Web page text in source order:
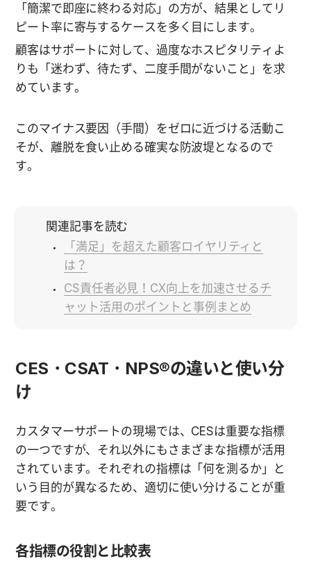
「簡潔で即座に終わる対応」の方が、結果としてリ
ピート率に寄与するケースを多く目にします。
顧客はサポートに対して、過度なホスピタリティよ
りも「迷わず、待たず、二度手間がないこと」を求
めています。
このマイナス要因（手間）をゼロに近づける活動こ
そが、離脱を食い止める確実な防波堤となるので
す。
関連記事を読む
「満足」を超えた顧客ロイヤリティと
は？
CS責任者必見！CX向上を加速させるチ
ャット活用のポイントと事例まとめ
CES・CSAT・NPS®の違いと使い分
け
カスタマーサポートの現場では、CESは重要な指標
の一つですが、それ以外にもさまざまな指標が活用
されています。それぞれの指標は「何を測るか」と
いう目的が異なるため、適切に使い分けることが重
要です。
各指標の役割と比較表